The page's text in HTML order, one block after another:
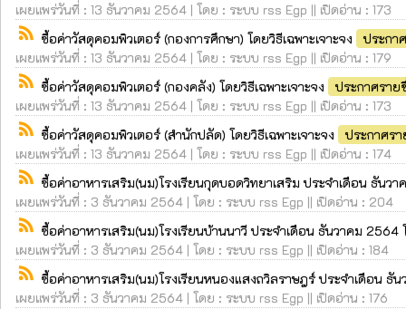
เผยแพร่วันที่ : 13 ธันวาคม 2564 | โดย : ระบบ rss Egp || เปิดอ่าน : 173
rss_feed ซื้อค่าวัสดุคอมพิวเตอร์ (กองการศึกษา) โดยวิธีเฉพาะเจาะจง
ประกา
เผยแพร่วันที่ : 13 ธันวาคม 2564 | โดย : ระบบ rss Egp || เปิดอ่าน : 179
rss_feed ซื้อค่าวัสดุคอมพิวเตอร์ (กองคลัง) โดยวิธีเฉพาะเจาะจง
ประกาศราย
เผยแพร่วันที่ : 13 ธันวาคม 2564 | โดย : ระบบ rss Egp || เปิดอ่าน : 173
rss_feed ซื้อค่าวัสดุคอมพิวเตอร์ (สำนักปลัด) โดยวิธีเฉพาะเจาะจง
ประกาศร
เผยแพร่วันที่ : 13 ธันวาคม 2564 | โดย : ระบบ rss Egp || เปิดอ่าน : 174
rss_feed ซื้อค่าอาหารเสริม(นม)โรงเรียนกุดบอดวิทยาเสริม ประจำเดือน ธันว
เผยแพร่วันที่ : 3 ธันวาคม 2564 | โดย : ระบบ rss Egp || เปิดอ่าน : 204
rss_feed ซื้อค่าอาหารเสริม(นม)โรงเรียนบ้านนาวี ประจำเดือน ธันวาคม 2564
เผยแพร่วันที่ : 3 ธันวาคม 2564 | โดย : ระบบ rss Egp || เปิดอ่าน : 184
rss_feed ซื้อค่าอาหารเสริม(นม)โรงเรียนหนองแสงถวิลราษฎร์ ประจำเดือน ธั
เผยแพร่วันที่ : 3 ธันวาคม 2564 | โดย : ระบบ rss Egp || เปิดอ่าน : 176